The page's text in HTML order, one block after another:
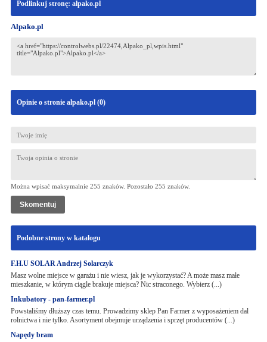
Podlinkuj stronę: alpako.pl
Alpako.pl
Opinie o stronie alpako.pl (0)
Można wpisać maksymalnie 255 znaków. Pozostało 255 znaków.
Podobne strony w katalogu
F.H.U SOLAR Andrzej Solarczyk
Masz wolne miejsce w garażu i nie wiesz, jak je wykorzystać? A może masz małe
mieszkanie, w którym ciągle brakuje miejsca? Nic straconego. Wybierz (...)
Inkubatory - pan-farmer.pl
Powstaliśmy dłuższy czas temu. Prowadzimy sklep Pan Farmer z wyposażeniem dal
rolnictwa i nie tylko. Asortyment obejmuje urządzenia i sprzęt producentów (...)
Napędy bram